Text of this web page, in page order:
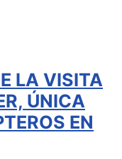
LA VISITA
ÚNICA
EN